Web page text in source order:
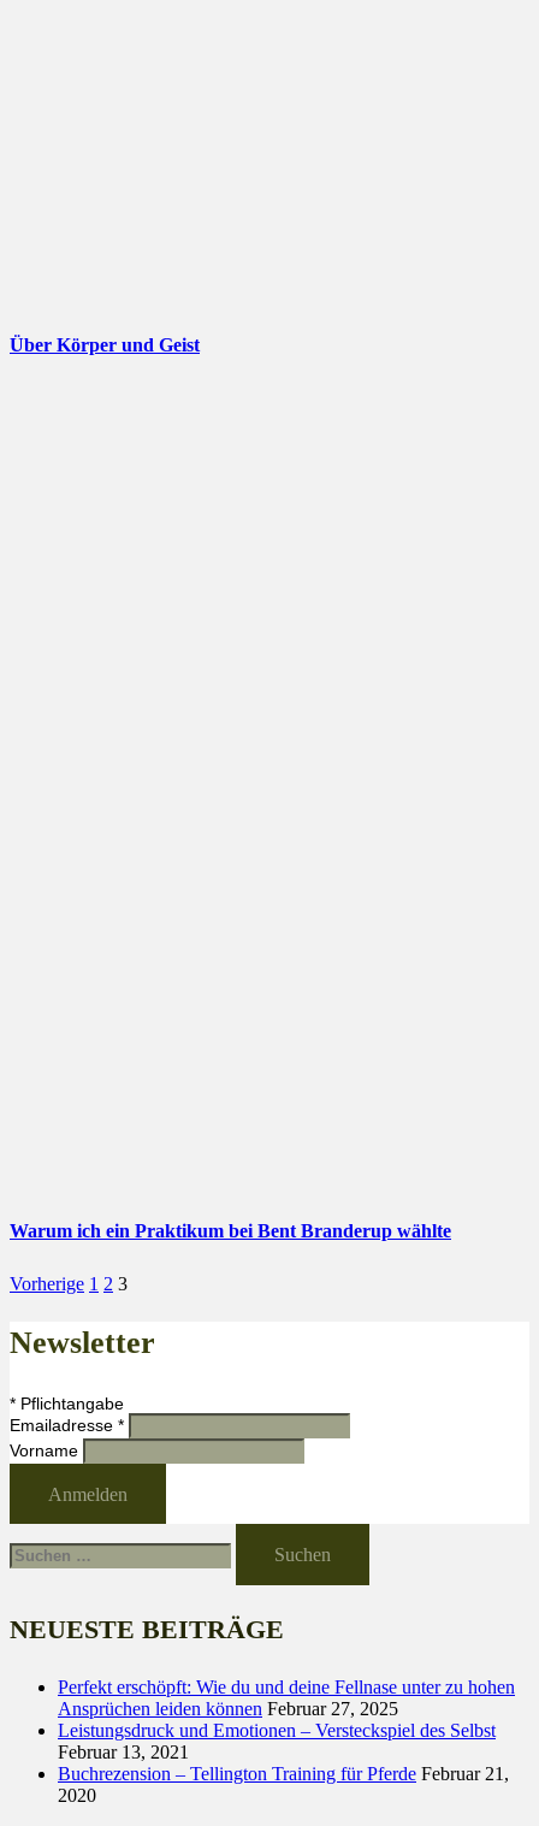
Über Körper und Geist
Warum ich ein Praktikum bei Bent Branderup wählte
Vorherige 1 2 3
Newsletter
* Pflichtangabe
Emailadresse *
Vorname
nach:
NEUESTE BEITRÄGE
Perfekt erschöpft: Wie du und deine Fellnase unter zu hohen
Ansprüchen leiden können Februar 27, 2025
Leistungsdruck und Emotionen – Versteckspiel des Selbst
Februar 13, 2021
Buchrezension – Tellington Training für Pferde Februar 21,
2020